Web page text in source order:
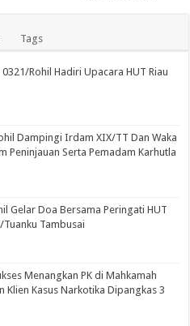
Tags
Rohil Hadiri Upacara HUT Riau
Dampingi Irdam XIX/TT Dan Waka
Peninjauan Serta Pemadam Karhutla
Gelar Doa Bersama Peringati HUT
Tuanku Tambusai
Menangkan PK di Mahkamah
Klien Kasus Narkotika Dipangkas 3